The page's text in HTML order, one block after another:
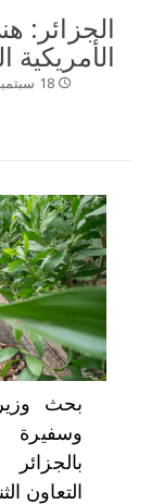
الجزائر:
الأمريكية
18 سبتمبر 2023 /
بحث
وسفيرة
التعاون